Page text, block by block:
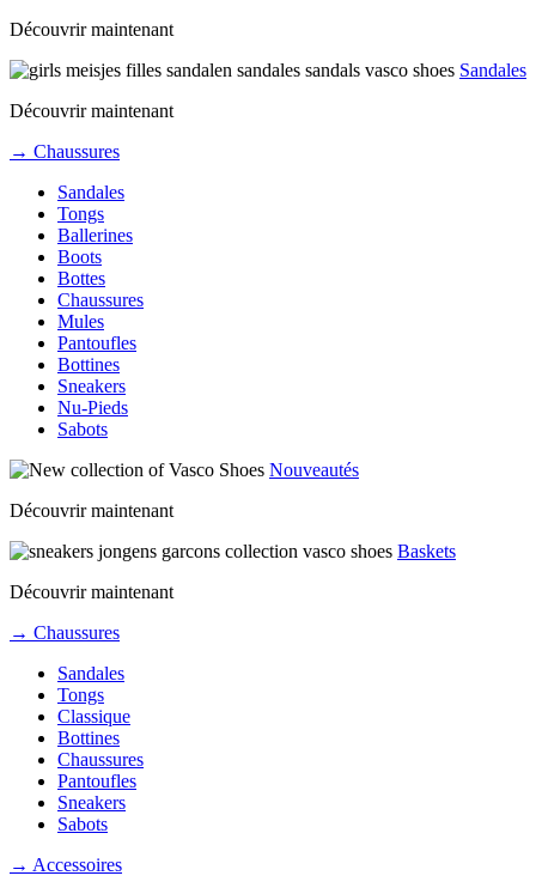
Découvrir maintenant
Sandales
Découvrir maintenant
→ Chaussures
Sandales
Tongs
Ballerines
Boots
Bottes
Chaussures
Mules
Pantoufles
Bottines
Sneakers
Nu-Pieds
Sabots
Nouveautés
Découvrir maintenant
Baskets
Découvrir maintenant
→ Chaussures
Sandales
Tongs
Classique
Bottines
Chaussures
Pantoufles
Sneakers
Sabots
→ Accessoires